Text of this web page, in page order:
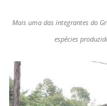
Mais uma das integrantes do
espécies